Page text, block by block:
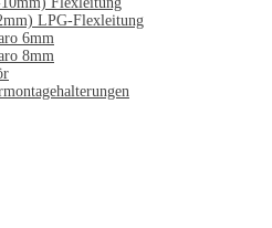
LPG-Flexleitung
6mm
8mm